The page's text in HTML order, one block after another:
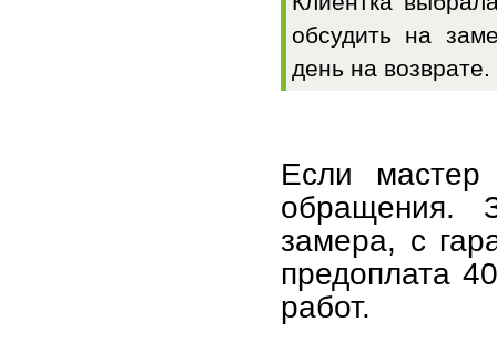
обсудить на
день на возврате.
Если
обращения.
замера, с
предоплата
работ.